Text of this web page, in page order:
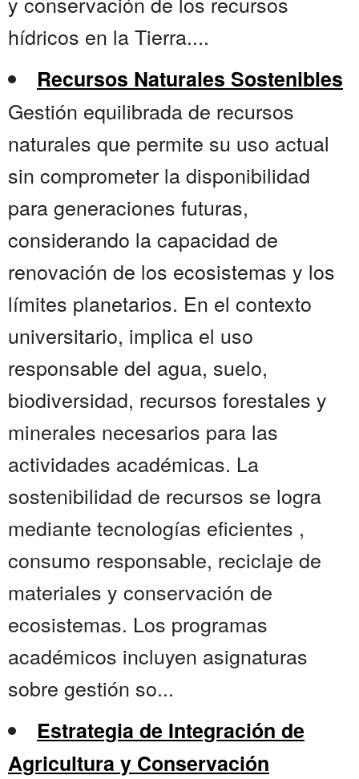
hídricos en la Tierra....
Recursos Naturales Sostenibles
Gestión equilibrada de recursos
naturales que permite su uso actual
sin comprometer la disponibilidad
para generaciones futuras,
considerando la capacidad de
renovación de los ecosistemas y los
límites planetarios. En el contexto
universitario, implica el uso
responsable del agua, suelo,
biodiversidad, recursos forestales y
minerales necesarios para las
actividades académicas. La
sostenibilidad de recursos se logra
mediante tecnologías eficientes ,
consumo responsable, reciclaje de
materiales y conservación de
ecosistemas. Los programas
académicos incluyen asignaturas
sobre gestión so...
Estrategia de Integración de
Agricultura y Conservación